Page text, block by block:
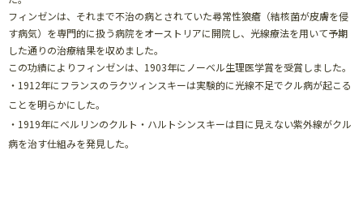
フィンゼンは、それまで不治の病とされていた尋常性狼瘡（結核菌が皮膚を侵
す病気）を専門的に扱う病院をオーストリアに開院し、光線療法を用いて予期
した通りの治療結果を収めました。
この功績によりフィンゼンは、1903年にノーベル生理医学賞を受賞しました。
・1912年にフランスのラクツィンスキーは実験的に光線不足でクル病が起こる
ことを明らかにした。
・1919年にベルリンのクルト・ハルトシンスキーは目に見えない紫外線がクル
病を治す仕組みを発見した。